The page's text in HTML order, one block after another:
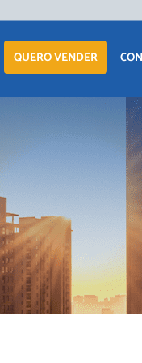
QUERO VENDER
APARTAMENTO
CASA
COMERCIAIS
EM